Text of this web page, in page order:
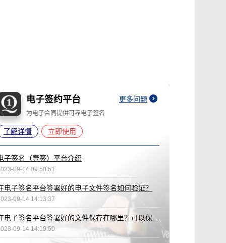
电子签约平台 更多问题
为电子合同提供可靠电子签名
了解详情 立即使用
子签名（壹签）平台介绍
09-14 09:50:51
电子签名平台签署好的电子文件签名如何验证？
09-14 14:13:37
09-14 14:19:50